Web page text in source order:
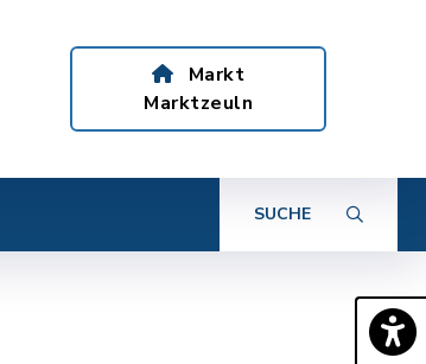
Markt
Marktzeuln
SUCHE